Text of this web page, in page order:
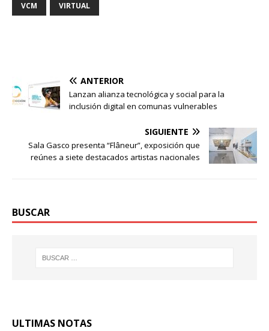
VCM VIRTUAL
ANTERIOR
Lanzan alianza tecnológica y social para la
inclusión digital en comunas vulnerables
SIGUIENTE
Sala Gasco presenta “Flâneur”, exposición que
reúnes a siete destacados artistas nacionales
BUSCAR
ULTIMAS NOTAS